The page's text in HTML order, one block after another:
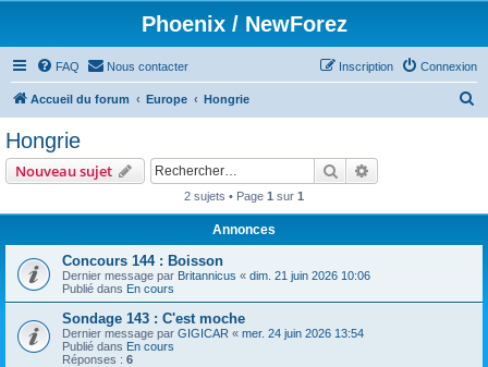
Phoenix / NewForez
FAQ Nous contacter Connexion
Inscription
Accueil du forum Europe Hongrie
e
Hongrie
Nouveau sujet Rechercher
2 sujets • Page 1 sur 1
Annonces
Concours 144 : Boisson
Dernier message par Britannicus « dim. 21 juin 2026 10:06
Publié dans En cours
Sondage 143 : C'est moche
Dernier message par GIGICAR « mer. 24 juin 2026 13:54
Publié dans En cours
Réponses : 6